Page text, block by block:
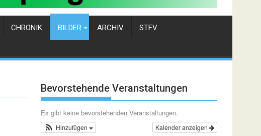
CHRONIK BILDER ARCHIV STFV
Bevorstehende Veranstaltungen
Es gibt keine bevorstehenden Veranstaltungen.
Kalender anzeigen
Hinzufügen